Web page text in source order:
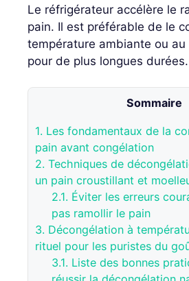
Le réfrigérateur accélère le
pain. Il est préférable de le
température ambiante ou au
pour de plus longues durées.
Sommaire
1. Les fondamentaux de la
pain avant congélation
2. Techniques de
un pain croustillant et
2.1. Éviter les erreurs
pas ramollir le pain
3. Décongélation à
rituel pour les puristes du
3.1. Liste des bonnes